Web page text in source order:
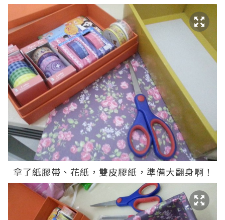
拿了紙膠帶、花紙，雙皮膠紙，準備大翻身啊！